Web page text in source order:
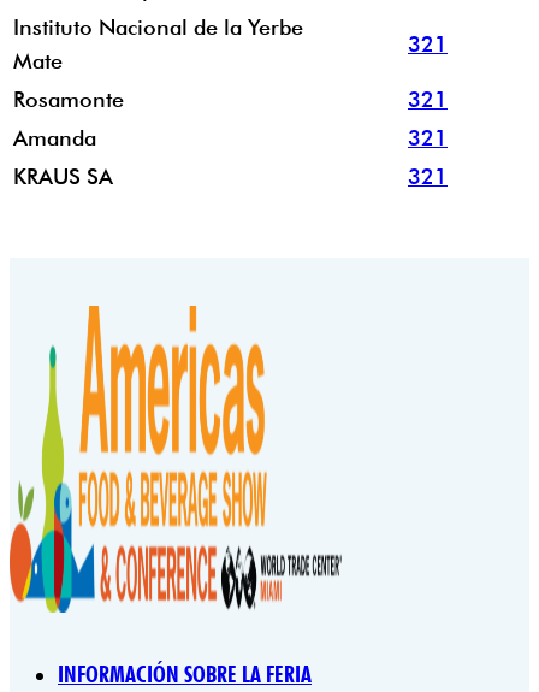
Instituto Nacional de la Yerbe
Mate
321
Rosamonte
321
Amanda
321
KRAUS SA
321
INFORMACIÓN SOBRE LA FERIA